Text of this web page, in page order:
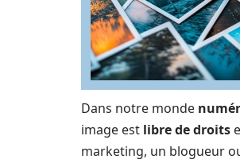
Dans notre monde
image est libre de droits
marketing, un blogueur